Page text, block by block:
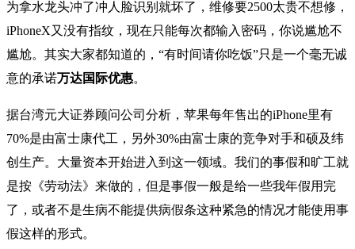
为拿水龙头冲了冲人脸识别就坏了，维修要2500太贵不想修，
iPhoneX又没有指纹，现在只能每次都输入密码，你说尴尬不
尴尬。其实大家都知道的，“有时间请你吃饭”只是一个毫无诚
意的承诺万达国际优惠。
据台湾元大证券顾问公司分析，苹果每年售出的iPhone里有
70%是由富士康代工，另外30%由富士康的竞争对手和硕及纬
创生产。大量资本开始进入到这一领域。我们的事假和旷工就
是按《劳动法》来做的，但是事假一般是给一些我年假用完
了，或者不是生病不能提供病假条这种紧急的情况才能使用事
假这样的形式。